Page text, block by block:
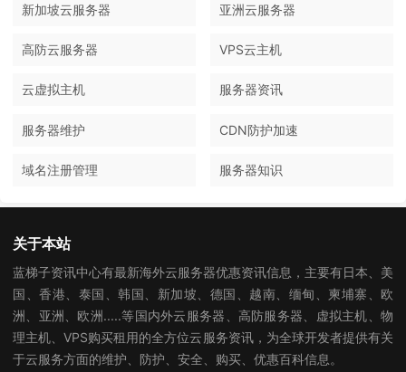
新加坡云服务器 亚洲云服务器
高防云服务器 VPS云主机
云虚拟主机 服务器资讯
服务器维护 CDN防护加速
域名注册管理 服务器知识
关于本站
蓝梯子资讯中心有最新海外云服务器优惠资讯信息，主要有日本、美
国、香港、泰国、韩国、新加坡、德国、越南、缅甸、柬埔寨、欧
洲、亚洲、欧洲.....等国内外云服务器、高防服务器、虚拟主机、物
理主机、VPS购买租用的全方位云服务资讯，为全球开发者提供有关
于云服务方面的维护、防护、安全、购买、优惠百科信息。